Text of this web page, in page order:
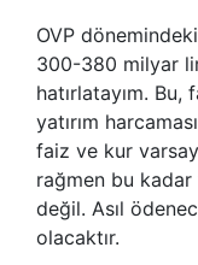
OVP
300-380 milyar
hatırlatayım. Bu,
yatırım
faiz ve kur
rağmen bu
değil. Asıl
olacaktır.